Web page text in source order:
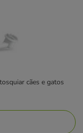
cães e gatos